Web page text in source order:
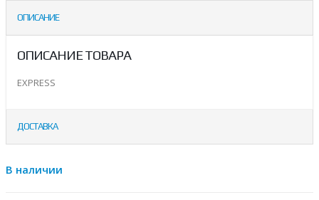
ОПИСАНИЕ
ОПИСАНИЕ ТОВАРА
EXPRESS
ДОСТАВКА
В наличии